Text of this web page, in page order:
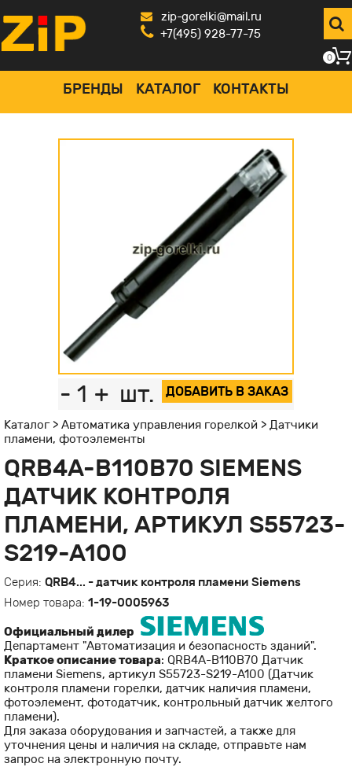
zip-gorelki@mail.ru
+7(495) 928-77-75
БРЕНДЫ КАТАЛОГ КОНТАКТЫ
0
- 1 + шт. ДОБАВИТЬ В ЗАКАЗ
Каталог> Автоматика управления горелкой > Датчики
пламени, фотоэлементы
QRB4A-B110B70 SIEMENS
ДАТЧИК КОНТРОЛЯ
ПЛАМЕНИ, АРТИКУЛ S55723-
S219-A100
Серия: QRB4... - датчик контроля пламени Siemens
Номер товара: 1-19-0005963
Официальный дилер
Департамент "Автоматизация и безопасность зданий".
Краткое описание товара: QRB4A-B110B70 Датчик
пламени Siemens, артикул S55723-S219-A100 (Датчик
контроля пламени горелки, датчик наличия пламени,
фотоэлемент, фотодатчик, контрольный датчик желтого
пламени).
Для заказа оборудования и запчастей, а также для
уточнения цены и наличия на складе, отправьте нам
запрос на электронную почту.